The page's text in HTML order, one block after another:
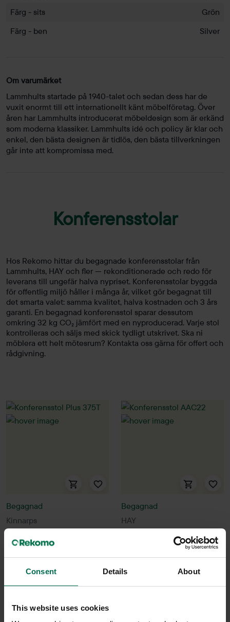
Consent Details About
This website uses cookies
Färg - sits
Grön
Färg - ben
Silver
Om varumärket
Lammhults startade på 1940-talet och sedan dess har de
vuxit enormt till ett internationellt känt möbelföretag. Över
åren har Lammhults introducerat möbeldesign som är erkänd
som moderna klassiker. Lammhults idé och policy är klar och
enkel, den bästa designen är tidlös, den bästa tillverkningen
går inte att kompromissa med.
Konferensstolar
Hos Rekomo hittar du begagnade konferensstolar från
Lammhults, HAY och fler — rekonditionerade och redo för
leverans till ungefär halva nypriset. Konferensstolar byggda
för offentlig miljö håller i många år, vilket gör begagnat till
det smarta valet: samma kvalitet, halva kostnaden och 3 års
garanti. En begagnad konferensstol sparar dessutom
omkring 32 kg CO₂ jämfört med en nyproducerad. Varje stol
kontrolleras och säljs med skick tydligt utskrivet. Ska ni
möblera ett helt mötesrum? Kontakta oss gärna för offert och
rådgivning.
Kinnarps
Begagnad
Konferensstol Plus 375T
1950 kr
Hyr från53kr/mån
22 i lager
Sparar miljön ca 56 kg
HAY
Begagnad
Konferensstol AAC22
1550 kr
Hyr från /mån
10 i lager